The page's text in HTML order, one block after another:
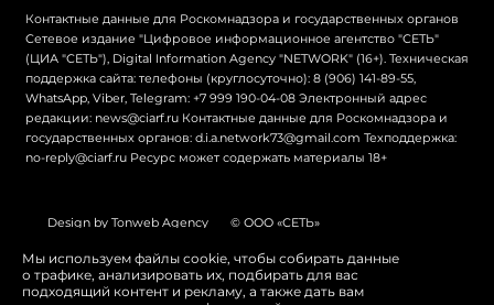
Контактные данные для Роскомнадзора и государственных органов
Сетевое издание "Цифровое информационное агентство "СЕТЬ"
(ЦИА "СЕТЬ"), Digital Information Agency "NETWORK" (16+). Техническая
поддержка сайта: телефоны (круглосуточно): 8 (906) 141-89-55,
WhatsApp, Viber, Telegram: +7 999 190-04-08 Электронный адрес
редакции: news@ciarf.ru Контактные данные для Роскомнадзора и
государственных органов: d.i.a.network73@gmail.com Техподдержка:
no-reply@ciarf.ru Ресурс может содержать материалы 18+
Design by Tonweb Agency © ООО «СЕТЬ»
Политика конфиденциальности Карта сайта
Switch to English
Мы используем файлы cookie, чтобы собирать данные
о трафике, анализировать их, подбирать для вас
подходящий контент и рекламу, а также дать вам